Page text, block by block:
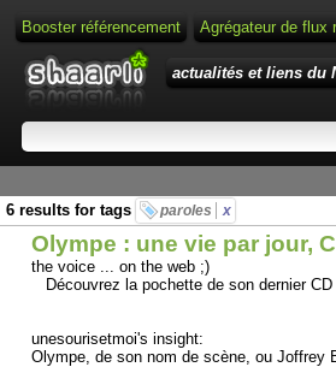
Booster référencement Agrégateur de flux
actualités et liens du
6 results for tags
paroles x
Olympe : une vie par jour,
the voice ... on the web ;)
Découvrez la pochette de son dernier
unesourisetmoi's insight:
Olympe, de son nom de scène, ou Joffrey